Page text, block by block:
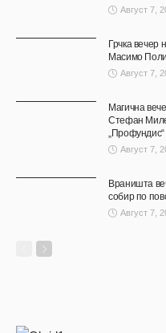
Август 7,
Грчка вечер
Масимо
Август 7,
Магична
Стефан
„Профундис“
Август 7,
Враништа
собир по
Август 7,